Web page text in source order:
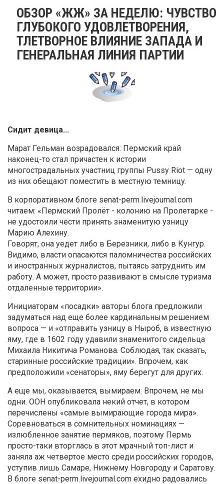
ОБЗОР «ЖЖ» ЗА НЕДЕЛЮ: ЧУВСТВО
ГЛУБОКОГО УДОВЛЕТВОРЕНИЯ,
ТЛЕТВОРНОЕ ВЛИЯНИЕ ЗАПАДА И
ГЕНЕРАЛЬНАЯ ЛИНИЯ ПАРТИИ
Сидит девица...
Марат Гельман возрадовался: Пермский край
наконец-то стал причастен к истории
многострадальных участниц группы Pussy Riot — одну
из них обещают поместить в местную темницу.
В корпоративном блоге senat-perm.livejournal.com
читаем: «Пермский Пролёт - колонию на Пролетарке -
не удостоили чести принять знаменитую узницу
Марию Алехину.
Говорят, она уедет либо в Березники, либо в Кунгур.
Видимо, власти опасаются паломничества российских
и иностранных журналистов, пытаясь затруднить им
работу. А может, просто развивают в смысле туризма
отдаленные территории».
Инициаторам «посадки» авторы блога предложили
задуматься над еще более кардинальным решением
вопроса — и «отправить узницу в Ныроб, в известную
яму, где в 1602 году удавили знаменитого сидельца
Михаила Никитича Романова. Соблюдая, так сказать,
старинные российские традиции». Впрочем, как
предположили «сенаторы», яму берегут для других.
А еще мы, оказывается, вымираем. Впрочем, не мы
одни. ООН опубликовала некий отчет, в котором
перечислены «самые вымирающие города мира».
Соревноваться в сомнительных номинациях —
излюбленное занятие пермяков, поэтому Пермь
просто-таки вторглась в этот мрачный топ-лист и
заняла аж четвертое место среди российских городов,
уступив лишь Самаре, Нижнему Новгороду и Саратову.
В блоге senat-perm.livejournal.com ехидно радовались